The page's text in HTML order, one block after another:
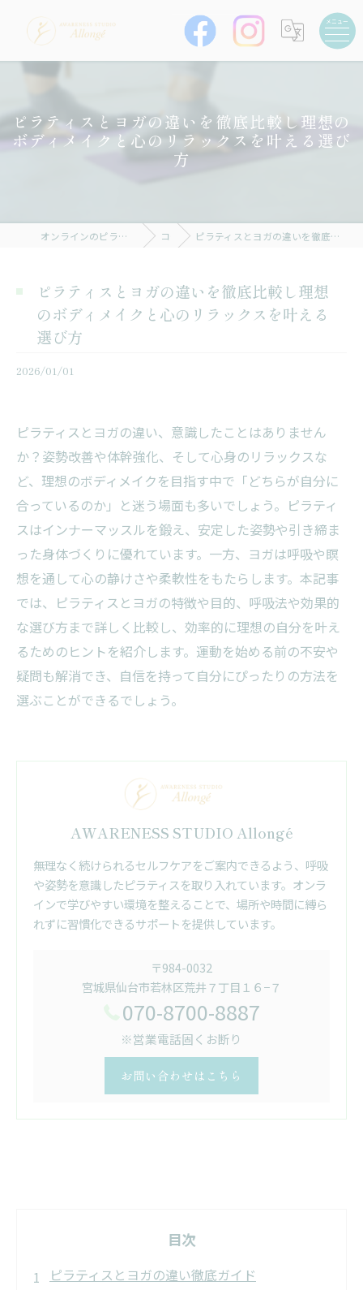
ピラティスとヨガの違いを徹底比較し理想の
ボディメイクと心のリラックスを叶える選び
方
オンラインのピラティスならAWARENESS STUDIO Allongé コラム ピラティスとヨガの違いを徹底比較し理想のボディメイクと心のリラックスを叶える選び方
ピラティスとヨガの違いを徹底比較し理想
のボディメイクと心のリラックスを叶える
選び方
2026/01/01
ピラティスとヨガの違い、意識したことはありません
か？姿勢改善や体幹強化、そして心身のリラックスな
ど、理想のボディメイクを目指す中で「どちらが自分に
合っているのか」と迷う場面も多いでしょう。ピラティ
スはインナーマッスルを鍛え、安定した姿勢や引き締ま
った身体づくりに優れています。一方、ヨガは呼吸や瞑
想を通して心の静けさや柔軟性をもたらします。本記事
では、ピラティスとヨガの特徴や目的、呼吸法や効果的
な選び方まで詳しく比較し、効率的に理想の自分を叶え
るためのヒントを紹介します。運動を始める前の不安や
疑問も解消でき、自信を持って自分にぴったりの方法を
選ぶことができるでしょう。
AWARENESS STUDIO Allongé
無理なく続けられるセルフケアをご案内できるよう、呼吸
や姿勢を意識したピラティスを取り入れています。オンラ
インで学びやすい環境を整えることで、場所や時間に縛ら
れずに習慣化できるサポートを提供しています。
〒984-0032
宮城県仙台市若林区荒井７丁目１６−７
070-8700-8887
※営業電話固くお断り
お問い合わせはこちら
目次
ピラティスとヨガの違い徹底ガイド